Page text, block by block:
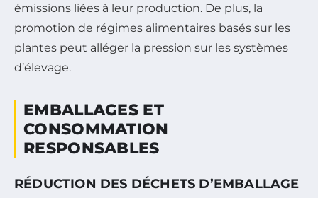
émissions liées à leur production. De plus, la
promotion de régimes alimentaires basés sur les
plantes peut alléger la pression sur les systèmes
d’élevage.
EMBALLAGES ET
CONSOMMATION
RESPONSABLES
RÉDUCTION DES DÉCHETS D’EMBALLAGE